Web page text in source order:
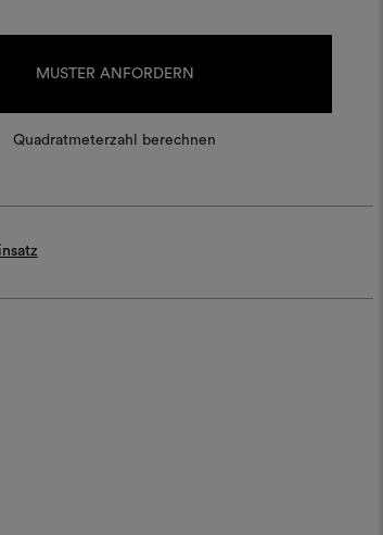
MUSTER ANFORDERN
Quadratmeterzahl berechnen